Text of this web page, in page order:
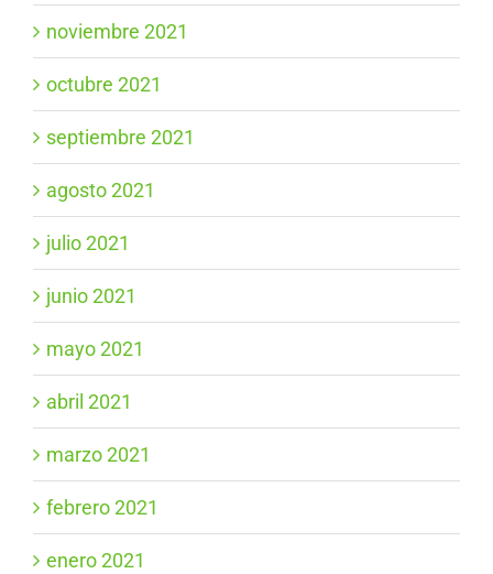
noviembre 2021
octubre 2021
septiembre 2021
agosto 2021
julio 2021
junio 2021
mayo 2021
abril 2021
marzo 2021
febrero 2021
enero 2021